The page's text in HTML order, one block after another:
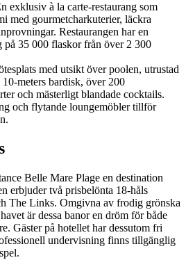
exklusiv à la carte-restaurang som
med gourmetcharkuterier, läckra
Restaurangen har en
på 35 000 flaskor från över 2 300
med utsikt över poolen, utrustad
meters bardisk, över 200
och mästerligt blandade cocktails.
och flytande loungemöbler tillför
Belle Mare Plage en destination
erbjuder två prisbelönta 18-håls
The Links. Omgivna av frodig grönska
är dessa banor en dröm för både
Gäster på hotellet har dessutom fri
undervisning finns tillgänglig